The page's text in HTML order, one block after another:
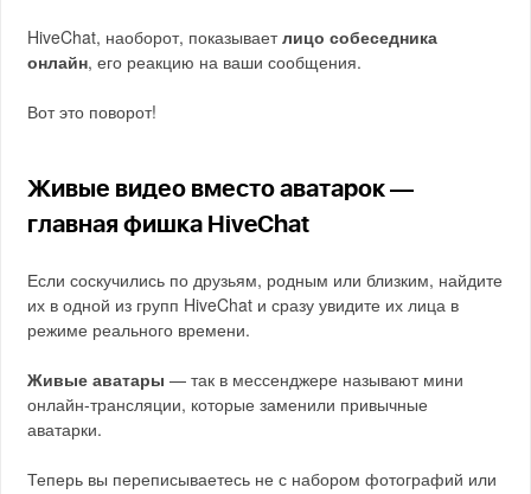
HiveChat, наоборот, показываетлицо собеседника
онлайн, его реакцию на ваши сообщения.
Вот это поворот!
Живые видео вместо аватарок —
главная фишка HiveChat
Если соскучились по друзьям, родным или близким, найдите
их в одной из групп HiveChat и сразу увидите их лица в
режиме реального времени.
Живые аватары — так в мессенджере называют мини
онлайн-трансляции, которые заменили привычные
аватарки.
Теперь вы переписываетесь не с набором фотографий или